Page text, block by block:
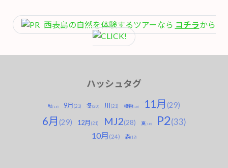
西表島の自然を体験するツアーなら コチラから
ハッシュタグ
秋(18) 9月 (21) 冬(20) 川 (21) 植物(18) 11月 (29)
6月 (29) 12月 (21) MJ2(28) 夏(18) P2(33)
10月 (24) 森(19)